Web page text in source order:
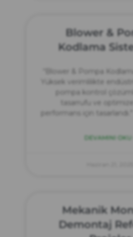
Blower &
Kodlama
“Blower & Pompa
Yüksek verimlilikte
pompa kontrol
tasarrufu ve
performans için
DEVAMINI OKU
Mekanik
Demontaj